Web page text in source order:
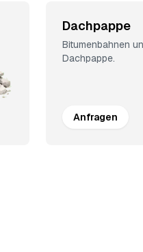
Dachpappe
Bitumenbahnen
Dachpappe.
Anfragen